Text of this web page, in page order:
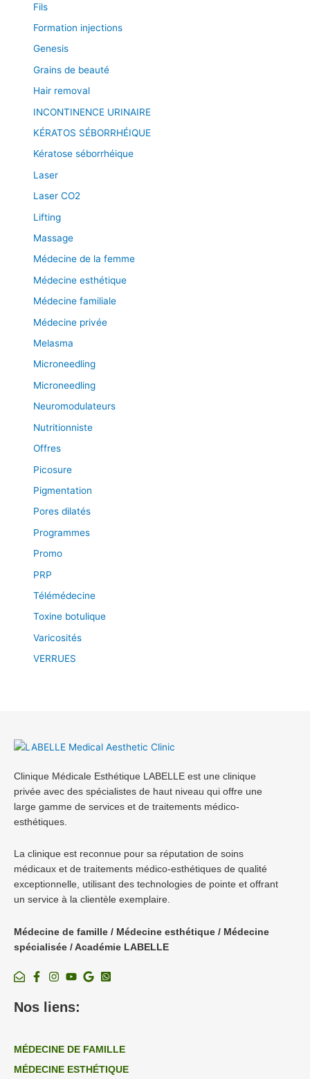
Fils
Formation injections
Genesis
Grains de beauté
Hair removal
INCONTINENCE URINAIRE
KÉRATOS SÉBORRHÉIQUE
Kératose séborrhéique
Laser
Laser CO2
Lifting
Massage
Médecine de la femme
Médecine esthétique
Médecine familiale
Médecine privée
Melasma
Microneedling
Microneedling
Neuromodulateurs
Nutritionniste
Offres
Picosure
Pigmentation
Pores dilatés
Programmes
Promo
PRP
Télémédecine
Toxine botulique
Varicosités
VERRUES
Clinique Médicale Esthétique LABELLE est une clinique
privée avec des spécialistes de haut niveau qui offre une
large gamme de services et de traitements médico-
esthétiques.
La clinique est reconnue pour sa réputation de soins
médicaux et de traitements médico-esthétiques de qualité
exceptionnelle, utilisant des technologies de pointe et offrant
un service à la clientèle exemplaire.
Médecine de famille / Médecine esthétique / Médecine
spécialisée / Académie LABELLE
Nos liens:
MÉDECINE DE FAMILLE
MÉDECINE ESTHÉTIQUE